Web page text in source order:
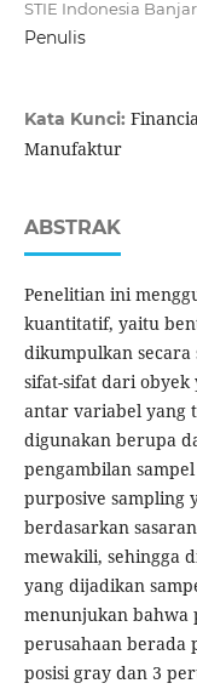
STIE Indonesia
Penulis
Kata Kunci:
Manufaktur
ABSTRAK
Penelitian ini
kuantitatif, yaitu
dikumpulkan secara
sifat-sifat dari
antar variabel yang
digunakan berupa
pengambilan
purposive sampling
berdasarkan
mewakili, sehingga
yang dijadikan
menunjukan bahwa
perusahaan berada
posisi gray dan 3